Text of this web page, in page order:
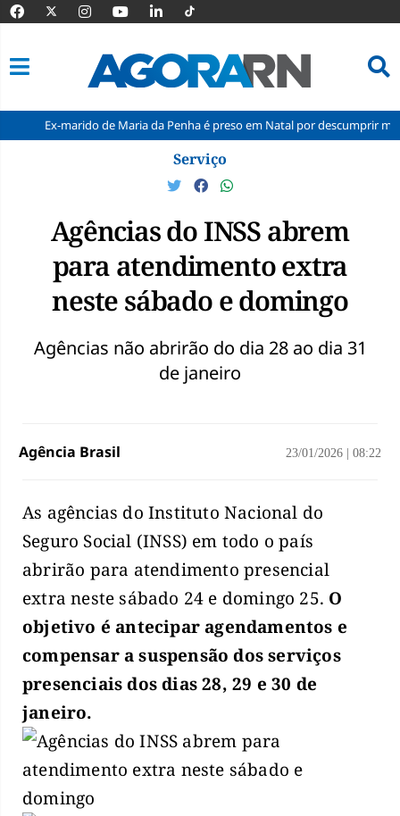
marido de Maria da Penha é preso em Natal por descumprir medida
Serviço
Agências do INSS abrem
para atendimento extra
neste sábado e domingo
Agências não abrirão do dia 28 ao dia 31
de janeiro
Agência Brasil 23/01/2026 08:22
As agências do Instituto Nacional do
Seguro Social (INSS) em todo o país
abrirão para atendimento presencial
extra neste sábado 24 e domingo 25. O
objetivo é antecipar agendamentos e
compensar a suspensão dos serviços
presenciais dos dias 28, 29 e 30 de
janeiro.